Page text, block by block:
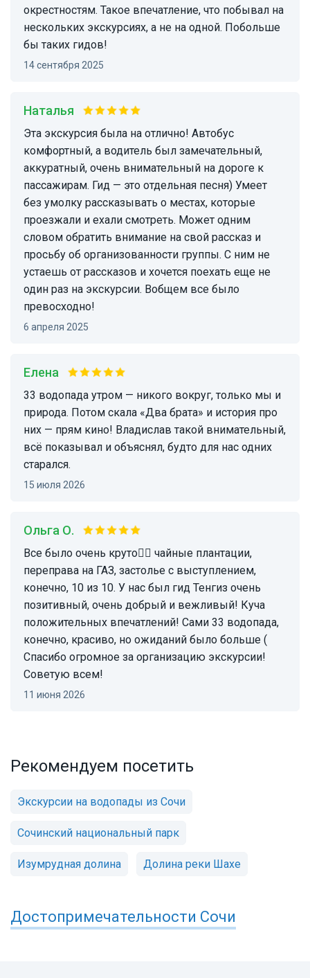
окрестностям. Такое впечатление, что побывал на
нескольких экскурсиях, а не на одной. Побольше
бы таких гидов!
14 сентября 2025
Наталья
Эта экскурсия была на отлично! Автобус
комфортный, а водитель был замечательный,
аккуратный, очень внимательный на дороге к
пассажирам. Гид — это отдельная песня) Умеет
без умолку рассказывать о местах, которые
проезжали и ехали смотреть. Может одним
словом обратить внимание на свой рассказ и
просьбу об организованности группы. С ним не
устаешь от рассказов и хочется поехать еще не
один раз на экскурсии. Вобщем все было
превосходно!
6 апреля 2025
Елена
33 водопада утром — никого вокруг, только мы и
природа. Потом скала «Два брата» и история про
них — прям кино! Владислав такой внимательный,
всё показывал и объяснял, будто для нас одних
старался.
15 июля 2026
Ольга О.
Все было очень круто👌🏻 чайные плантации,
переправа на ГАЗ, застолье с выступлением,
конечно, 10 из 10. У нас был гид Тенгиз очень
позитивный, очень добрый и вежливый! Куча
положительных впечатлений! Сами 33 водопада,
конечно, красиво, но ожиданий было больше (
Спасибо огромное за организацию экскурсии!
Советую всем!
11 июня 2026
Рекомендуем посетить
Экскурсии на водопады из Сочи
Сочинский национальный парк
Изумрудная долина Долина реки Шахе
Достопримечательности Сочи